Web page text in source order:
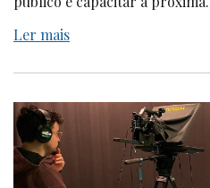
Ler mais